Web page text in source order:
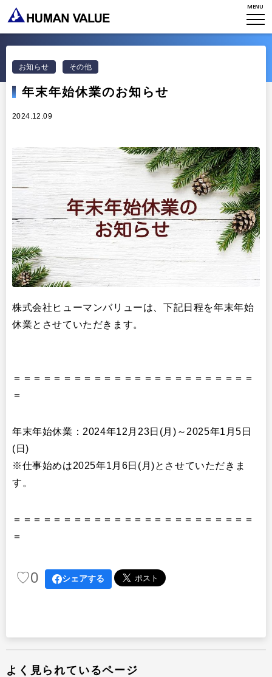
MENU
TOP
WHO WE ARE
アクセスマップ
ミッション・バリュー
会社からのお知らせ
プライバシーポリシー
採用について
WHAT WE DO
タレント開発
リーダーシップ
PMI
出版
プラクティショナー養成
イベント・セミナー
STORIES
お知らせ
Stories
イベント・セミナー
リサーチ
出版
その他
CONTACT
検索
お知らせ その他
年末年始休業のお知らせ
2024.12.09
株式会社ヒューマンバリューは、下記日程を年末年始
休業とさせていただきます。
＝＝＝＝＝＝＝＝＝＝＝＝＝＝＝＝＝＝＝＝＝＝＝＝
＝
年末年始休業：2024年12月23日(月)～2025年1月5日
(日)
※仕事始めは2025年1月6日(月)とさせていただきま
す。
＝＝＝＝＝＝＝＝＝＝＝＝＝＝＝＝＝＝＝＝＝＝＝＝
＝
♡0 シェアする
よく見られているページ